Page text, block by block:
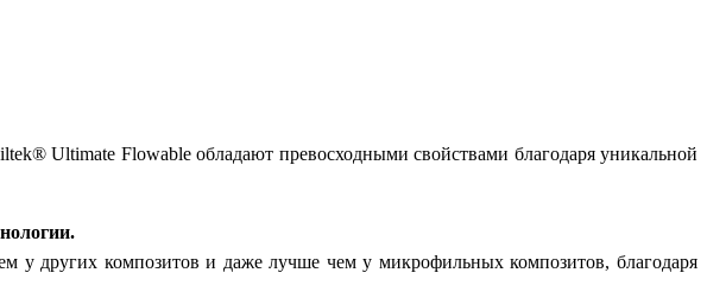
Ultimate Flowable обладают превосходными свойствами благодаря уникальной
у других композитов и даже лучше чем у микрофильных композитов, благодаря